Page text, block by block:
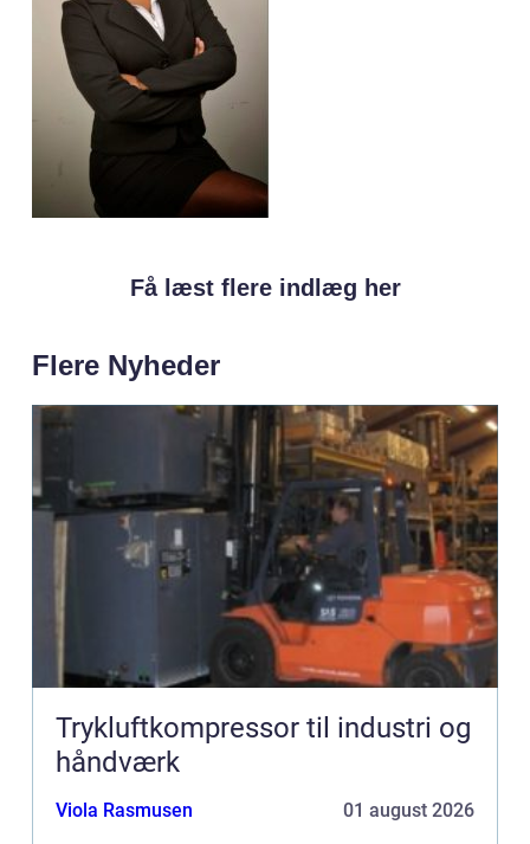
Få læst flere indlæg her
Flere Nyheder
Trykluftkompressor til industri og
håndværk
Viola Rasmusen 01 august 2026